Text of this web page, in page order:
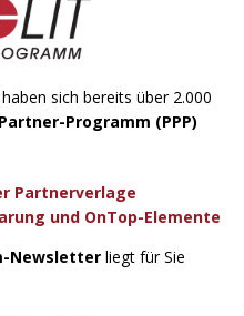
sich bereits über 2.000
Programm (PPP)
Partnerverlage
und OnTop-Elemente
Newsletter liegt für Sie